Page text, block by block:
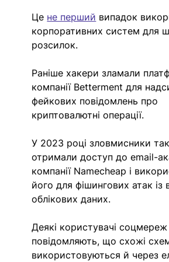
Це не перший випадок
корпоративних систем для
розсилок.
Раніше хакери зламали
компанії Betterment для
фейкових повідомлень про
криптовалютні операції.
У 2023 році зловмисники
отримали доступ до email-
компанії Namecheap і
його для фішингових атак із
облікових даних.
Деякі користувачі соцмереж
повідомляють, що схожі
використовуються й через